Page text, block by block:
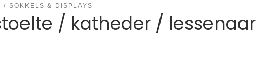
SOKKELS & DISPLAYS
/ katheder / lessenaar